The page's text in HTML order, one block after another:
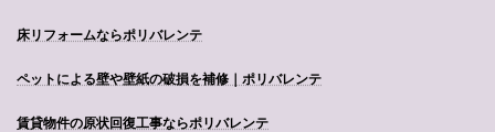
床リフォームならポリバレンテ
ペットによる壁や壁紙の破損を補修｜ポリバレンテ
賃貸物件の原状回復工事ならポリバレンテ